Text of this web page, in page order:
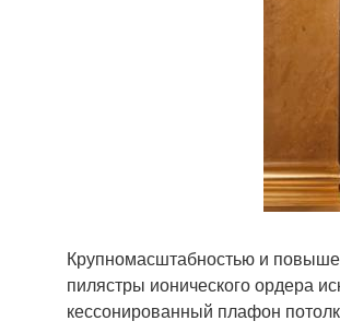
Крупномасштабностью и
пилястры ионического ордера
кессонированный плафон